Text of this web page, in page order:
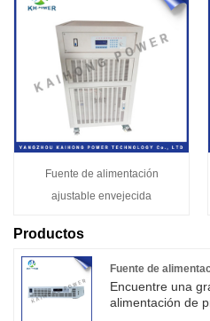
Fuente de alimentación
ajustable envejecida
Productos
Fuente de
Encuentre una
alimentación de